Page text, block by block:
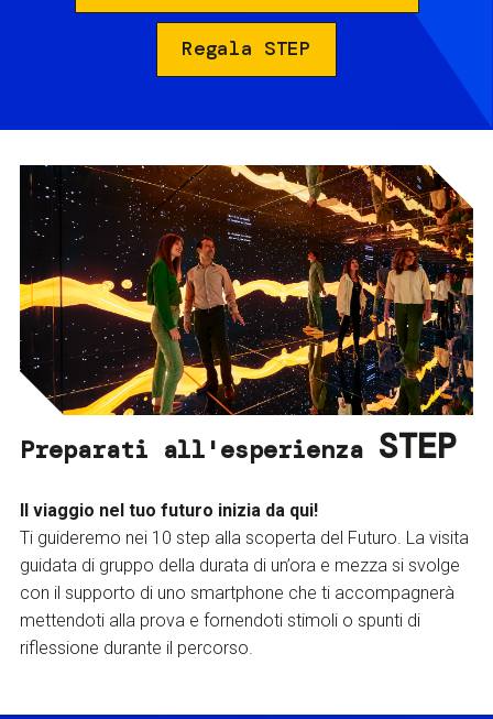
Regala STEP
Preparati all'esperienza STEP
Il viaggio nel tuo futuro inizia da qui!
Ti guideremo nei 10 step alla scoperta del Futuro. La visita
guidata di gruppo della durata di un’ora e mezza si svolge
con il supporto di uno smartphone che ti accompagnerà
mettendoti alla prova e fornendoti stimoli o spunti di
riflessione durante il percorso.